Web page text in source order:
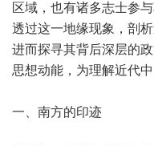
区域，也有诸多志士参
透过这一地缘现象，剖析
进而探寻其背后深层的
思想动能，为理解近代
一、南方的印迹